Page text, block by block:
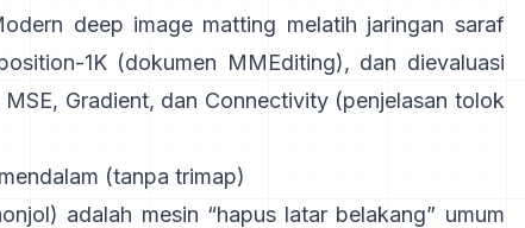
deep image matting melatih jaringan saraf
1K(dokumen MMEditing), dan dievaluasi
MSE, Gradient, dan Connectivity (penjelasan tolok
(tanpa trimap)
adalah mesin “hapus latar belakang” umum